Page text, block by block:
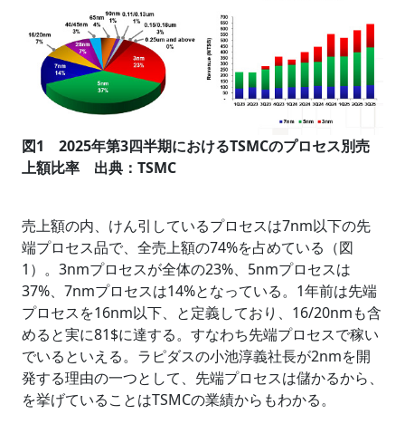
図1 2025年第3四半期におけるTSMCのプロセス別売
上額比率 出典：TSMC
売上額の内、けん引しているプロセスは7nm以下の先
端プロセス品で、全売上額の74%を占めている（図
1）。3nmプロセスが全体の23%、5nmプロセスは
37%、7nmプロセスは14%となっている。1年前は先端
プロセスを16nm以下、と定義しており、16/20nmも含
めると実に81$に達する。すなわち先端プロセスで稼い
でいるといえる。ラピダスの小池淳義社長が2nmを開
発する理由の一つとして、先端プロセスは儲かるから、
を挙げていることはTSMCの業績からもわかる。